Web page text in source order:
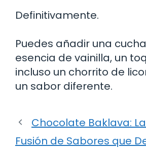
Definitivamente.
Puedes añadir una
esencia de vainilla, un
incluso un chorrito de
un sabor diferente.
Chocolate Baklava:
Fusión de Sabores que